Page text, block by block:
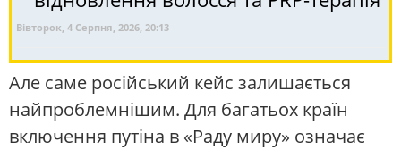
Вівторок, 4 Серпня, 2026, 20:13
Але саме російський кейс залишається
найпроблемнішим. Для багатьох країн
включення путіна в «Раду миру» означає